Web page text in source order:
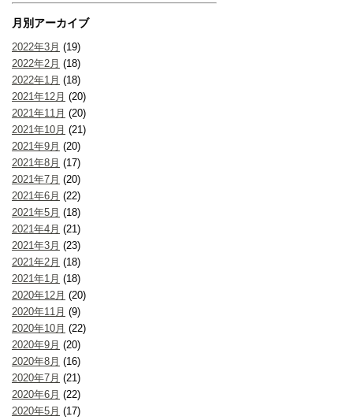
月別アーカイブ
2022年3月 (19)
2022年2月 (18)
2022年1月 (18)
2021年12月 (20)
2021年11月 (20)
2021年10月 (21)
2021年9月 (20)
2021年8月 (17)
2021年7月 (20)
2021年6月 (22)
2021年5月 (18)
2021年4月 (21)
2021年3月 (23)
2021年2月 (18)
2021年1月 (18)
2020年12月 (20)
2020年11月 (9)
2020年10月 (22)
2020年9月 (20)
2020年8月 (16)
2020年7月 (21)
2020年6月 (22)
2020年5月 (17)